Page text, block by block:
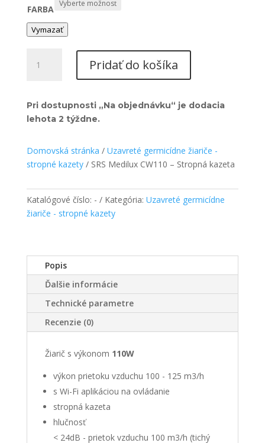
FARBA
Vymazať
SRS
-
Stropná
Pridať do košíka
Pri dostupnosti „Na objednávku“ je dodacia
lehota 2 týždne.
Domovská stránka / Uzavreté germicídne žiariče -
stropné kazety/ SRS Medilux CW110 – Stropná kazeta
Katalógové číslo: - Kategória: Uzavreté germicídne
žiariče - stropné kazety
Popis
Ďalšie informácie
Technické parametre
Recenzie (0)
Žiarič s výkonom 110W
výkon prietoku vzduchu 100 - 125 m3/h
s Wi-Fi aplikáciou na ovládanie
stropná kazeta
hlučnosť
< 24dB - prietok vzduchu 100 m3/h (tichý